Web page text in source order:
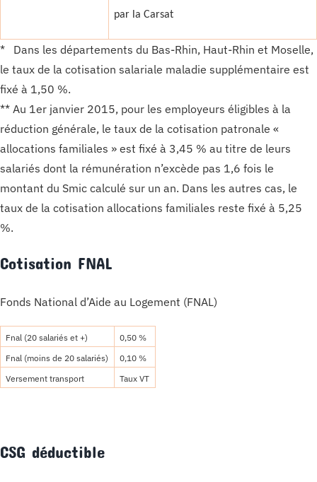
par la Carsat
* Dans les départements du Bas-Rhin, Haut-Rhin et Moselle,
le taux de la cotisation salariale maladie supplémentaire est
fixé à 1,50 %.
** Au 1er janvier 2015, pour les employeurs éligibles à la
réduction générale, le taux de la cotisation patronale «
allocations familiales » est fixé à 3,45 % au titre de leurs
salariés dont la rémunération n’excède pas 1,6 fois le
montant du Smic calculé sur un an. Dans les autres cas, le
taux de la cotisation allocations familiales reste fixé à 5,25
%.
Cotisation FNAL
Fonds National d’Aide au Logement (FNAL)
Fnal (20 salariés et +)
0,50 %
Fnal (moins de 20 salariés)
0,10 %
Versement transport
Taux VT
CSG déductible